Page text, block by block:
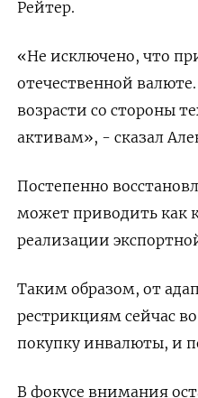
Рейтер.
«Не исключено, что
отечественной
возрасти со стороны
активам», - сказал
Постепенно
может приводить как
реализации
Таким образом, от
рестрикциям сейчас
покупку инвалюты, и
В фокусе внимания